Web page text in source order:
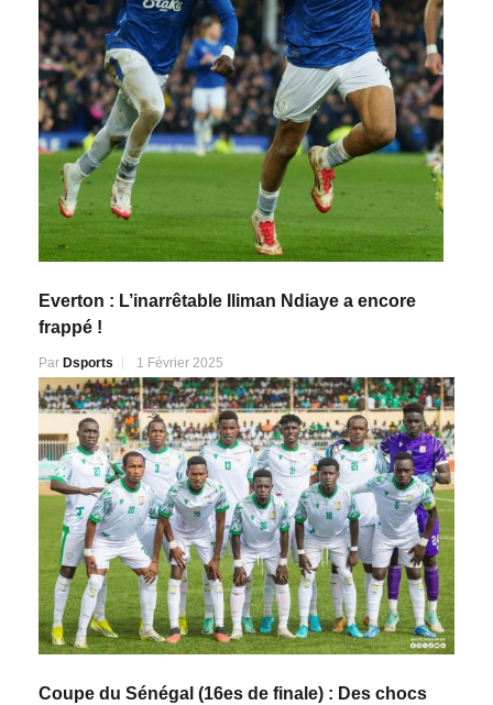
Everton : L’inarrêtable Iliman Ndiaye a encore
frappé !
Par Dsports 1 Février 2025
Coupe du Sénégal (16es de finale) : Des chocs